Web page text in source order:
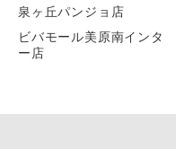
泉ヶ丘パンジョ店
ビバモール美原南インタ
ー店